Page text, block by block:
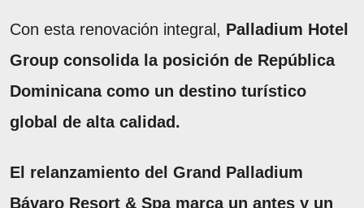
Con esta renovación integral, Palladium Hotel
Group consolida la posición de República
Dominicana como un destino turístico
global de alta calidad.
El relanzamiento del Grand Palladium
Bávaro Resort & Spa marca un antes y un